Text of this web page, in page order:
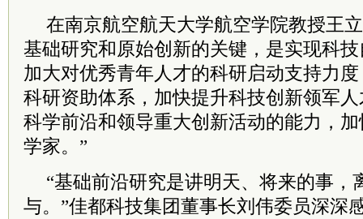
在南京航空航天大学航空学院教授王
基础研究和原始创新的关键，是实现科
加大对优秀青年人才的科研启动支持力
科研资助体系，加快提升科技创新领军
科学前沿和领导重大创新活动的能力，
学家。”
“基础前沿研究是讲明天、将来的事，
与。”佳都科技集团董事长刘伟委员深深